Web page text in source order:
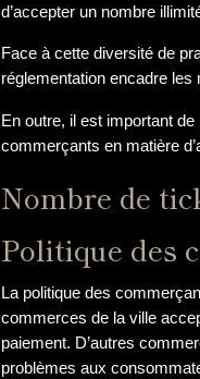
d’accepter un nombre
Face à cette diversité de
réglementation encadre
En outre, il est important
commerçants en matière
Nombre de
Politique des
La politique des
commerces de la ville
paiement. D’autres
problèmes aux